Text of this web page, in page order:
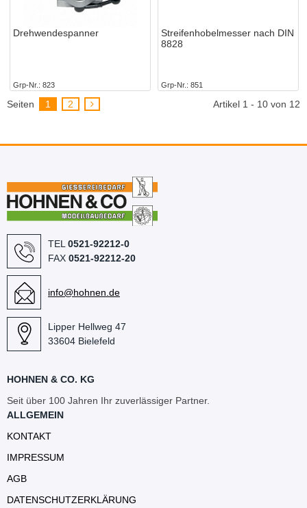
Drehwendespanner
Grp-Nr. 823
Streifenhobelmesser nach DIN
8828
Grp-Nr. 851
Seiten 1 2 Artikel 1 - 10 von 12
TEL 0521-92212-0
FAX 0521-92212-20
info@hohnen.de
Lipper Hellweg 47
33604 Bielefeld
HOHNEN & CO. KG
Seit über 100 Jahren Ihr zuverlässiger Partner.
ALLGEMEIN
KONTAKT
IMPRESSUM
AGB
DATENSCHUTZERKLÄRUNG